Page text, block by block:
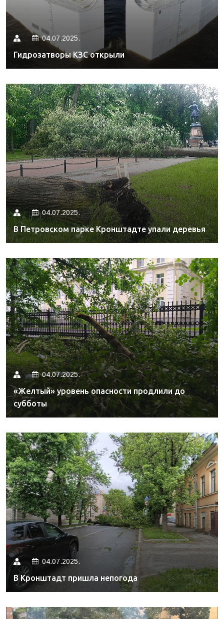
04.07.2025.
Гидрозатворы КЗС открыли
04.07.2025.
В Петровском парке Кронштадте упали деревья
04.07.2025.
«Желтый» уровень опасности продлили до
субботы
04.07.2025.
В Кронштадт пришла непогода